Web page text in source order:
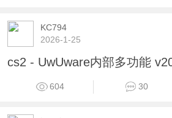
KC794
2026-1-25
cs2 - UwUware内部多功能
604 30